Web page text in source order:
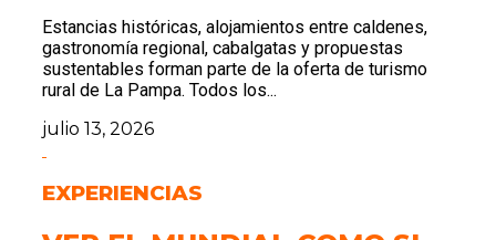
Estancias históricas, alojamientos entre caldenes,
gastronomía regional, cabalgatas y propuestas
sustentables forman parte de la oferta de turismo
rural de La Pampa. Todos los...
julio 13, 2026
EXPERIENCIAS